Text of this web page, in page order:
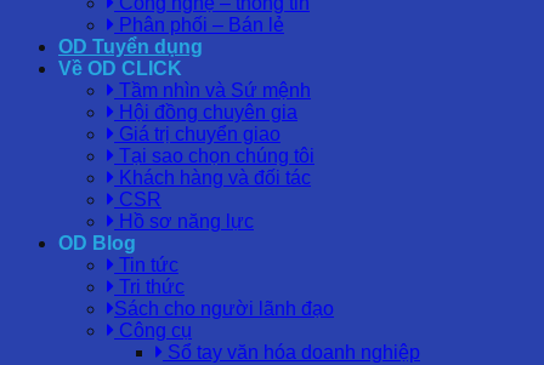
Phân phối – Bán lẻ
OD Tuyển dụng
Về OD CLICK
Tầm nhìn và Sứ mệnh
Hội đồng chuyên gia
Giá trị chuyển giao
Tại sao chọn chúng tôi
Khách hàng và đối tác
CSR
Hồ sơ năng lực
OD Blog
Tin tức
Tri thức
Sách cho người lãnh đạo
Công cụ
Sổ tay văn hóa doanh nghiệp